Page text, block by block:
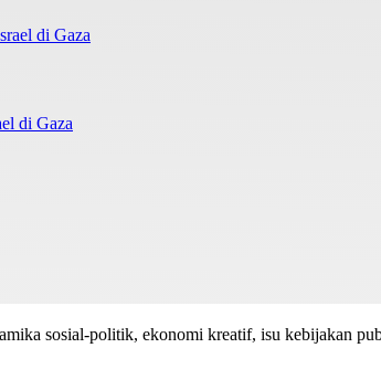
di Gaza
sosial-politik, ekonomi kreatif, isu kebijakan